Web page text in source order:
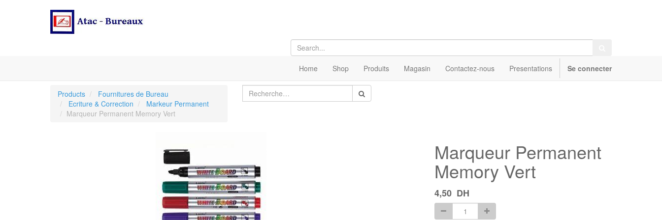
Home Shop Produits Magasin Contactez-nous Presentations Se connecter
Products
Fournitures de Bureau
Ecriture & Correction
Markeur Permanent
Marqueur Permanent Memory Vert
Marqueur Permanent
Memory Vert
4,50 DH